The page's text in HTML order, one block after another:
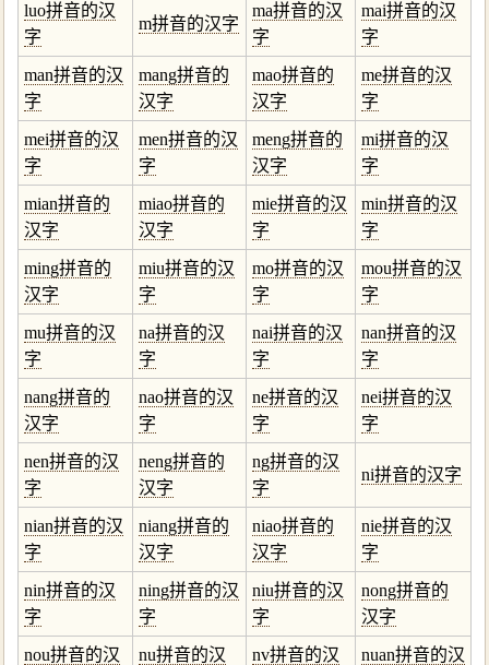
luo拼音的汉
字
m拼音的汉字
ma拼音的汉
字
mai拼音的汉
字
man拼音的汉
字
mang拼音的
汉字
mao拼音的
汉字
me拼音的汉
字
mei拼音的汉
字
men拼音的汉
字
meng拼音的
汉字
mi拼音的汉
字
mian拼音的
汉字
miao拼音的
汉字
mie拼音的汉
字
min拼音的汉
字
ming拼音的
汉字
miu拼音的汉
字
mo拼音的汉
字
mou拼音的汉
字
mu拼音的汉
字
na拼音的汉
字
nai拼音的汉
字
nan拼音的汉
字
nang拼音的
汉字
nao拼音的汉
字
ne拼音的汉
字
nei拼音的汉
字
nen拼音的汉
字
neng拼音的
汉字
ng拼音的汉
字
ni拼音的汉字
nian拼音的汉
字
niang拼音的
汉字
niao拼音的
汉字
nie拼音的汉
字
nin拼音的汉
字
ning拼音的汉
字
niu拼音的汉
字
nong拼音的
汉字
nou拼音的汉
nu拼音的汉
nv拼音的汉
nuan拼音的汉